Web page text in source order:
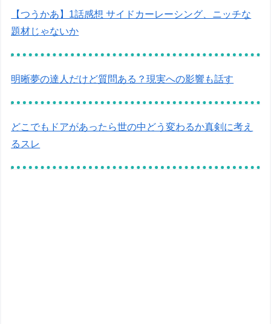
【つうかあ】1話感想 サイドカーレーシング、ニッチな
題材じゃないか
明晰夢の達人だけど質問ある？現実への影響も話す
どこでもドアがあったら世の中どう変わるか真剣に考え
るスレ